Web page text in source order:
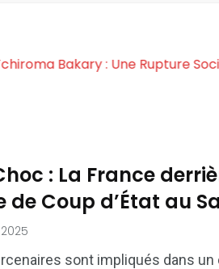
de l’Effet Tchiroma Bakary :
: La France
de Coup d’État au
sont impliqués dans